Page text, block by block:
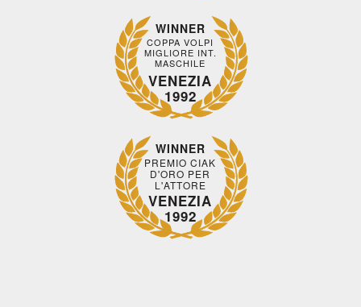
WINNER
COPPA VOLPI
MIGLIORE INT.
MASCHILE
VENEZIA
1992
WINNER
PREMIO CIAK
D'ORO PER
L'ATTORE
VENEZIA
1992